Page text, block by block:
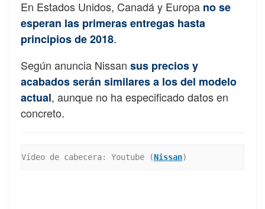
En Estados Unidos, Canadá y Europa no se
esperan las primeras entregas hasta
principios de 2018.
Según anuncia Nissan sus precios y
acabados serán similares a los del modelo
actual, aunque no ha especificado datos en
concreto.
Vídeo de cabecera: Youtube (Nissan)